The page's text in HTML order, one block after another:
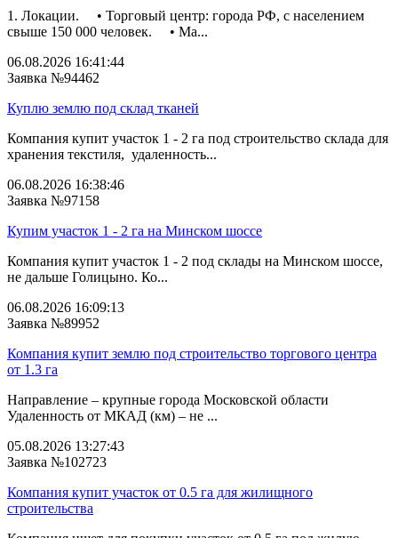
1. Локации. • Торговый центр: города РФ, с населением
свыше 150 000 человек. • Ма...
06.08.2026 16:41:44
Заявка №94462
Куплю землю под склад тканей
Компания купит участок 1 - 2 га под строительство склада для
хранения текстиля, удаленность...
06.08.2026 16:38:46
Заявка №97158
Купим участок 1 - 2 га на Минском шоссе
Компания купит участок 1 - 2 под склады на Минском шоссе,
не дальше Голицыно. Ко...
06.08.2026 16:09:13
Заявка №89952
Компания купит землю под строительство торгового центра
от 1.3 га
Направление – крупные города Московской области
Удаленность от МКАД (км) – не ...
05.08.2026 13:27:43
Заявка №102723
Компания купит участок от 0.5 га для жилищного
строительства